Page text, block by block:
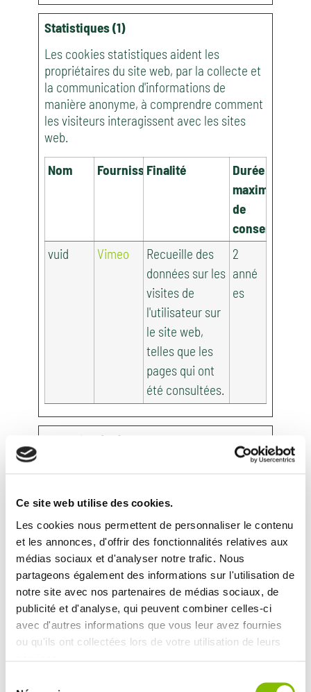
Ce site web utilise des cookies.
Les cookies nous permettent de personnaliser le contenu
et les annonces, d'offrir des fonctionnalités relatives aux
médias sociaux et d'analyser notre trafic. Nous
partageons également des informations sur l'utilisation de
notre site avec nos partenaires de médias sociaux, de
publicité et d'analyse, qui peuvent combiner celles-ci
avec d'autres informations que vous leur avez fournies
ou qu'ils ont collectées lors de votre utilisation de leurs
Statistiques (1)
Les cookies statistiques aident les
propriétaires du site web, par la collecte et
la communication d'informations de
manière anonyme, à comprendre comment
les visiteurs interagissent avec les sites
web.
Nom FournisseurFinalité
Durée
maximale
de
conservation
vuid
Vimeo
Recueille des
données sur les
visites de
l'utilisateur sur
le site web,
telles que les
pages qui ont
été consultées.
2
anné
es
Marketing (23)
des sites web. Le but est d'afficher des
intéressantes pour l'utilisateur individuel et
donc plus précieuses pour les éditeurs et
annonceurs tiers.
Nom FournisseurFinalité
Durée
maximale
de
conservation